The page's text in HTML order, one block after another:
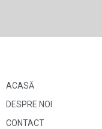
ACASĂ
DESPRE NOI
CONTACT